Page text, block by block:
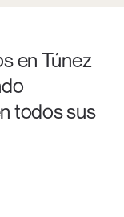
en Túnez
todos sus